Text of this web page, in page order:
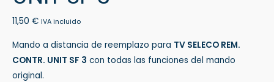
11,50 € IVA incluido
Mando a distancia de reemplazo para TV SELECO REM.
CONTR. UNIT SF 3 con todas las funciones del mando
original.